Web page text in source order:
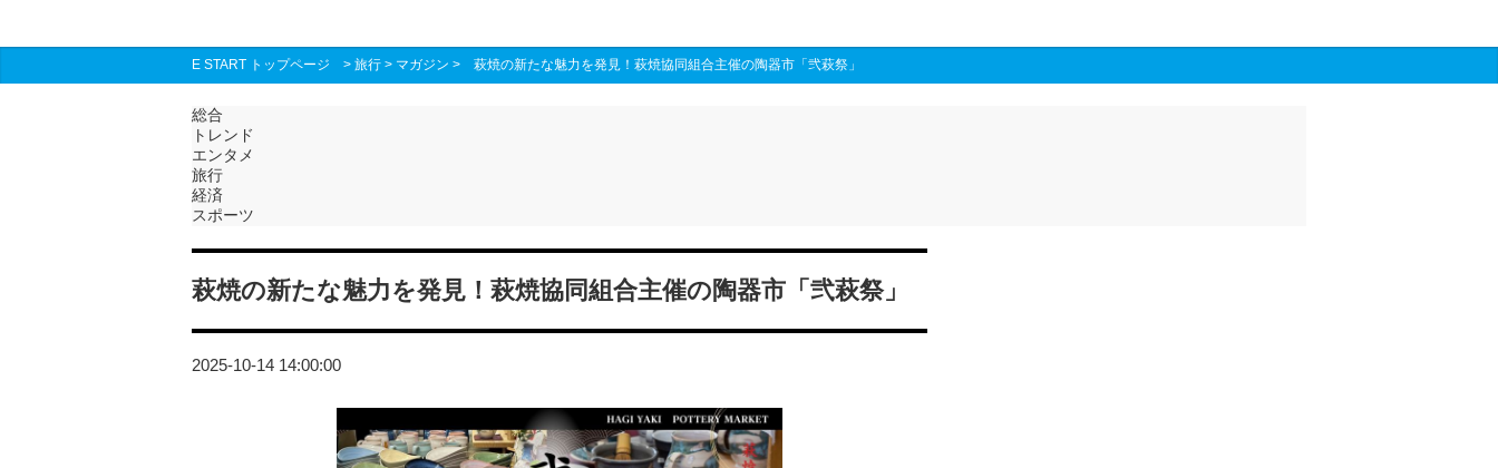
E START トップページ > 旅行 > マガジン > 萩焼の新たな魅力を発見！萩焼協同組合主催の陶器市「弐萩祭」
総合
トレンド
エンタメ
旅行
経済
スポーツ
萩焼の新たな魅力を発見！萩焼協同組合主催の陶器市「弐萩祭」
2025-10-14 14:00:00